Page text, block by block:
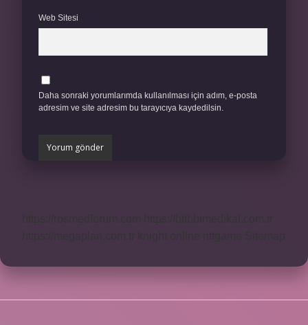
Web Sitesi
Daha sonraki yorumlarımda kullanılması için adım, e-posta
adresim ve site adresim bu tarayıcıya kaydedilsin.